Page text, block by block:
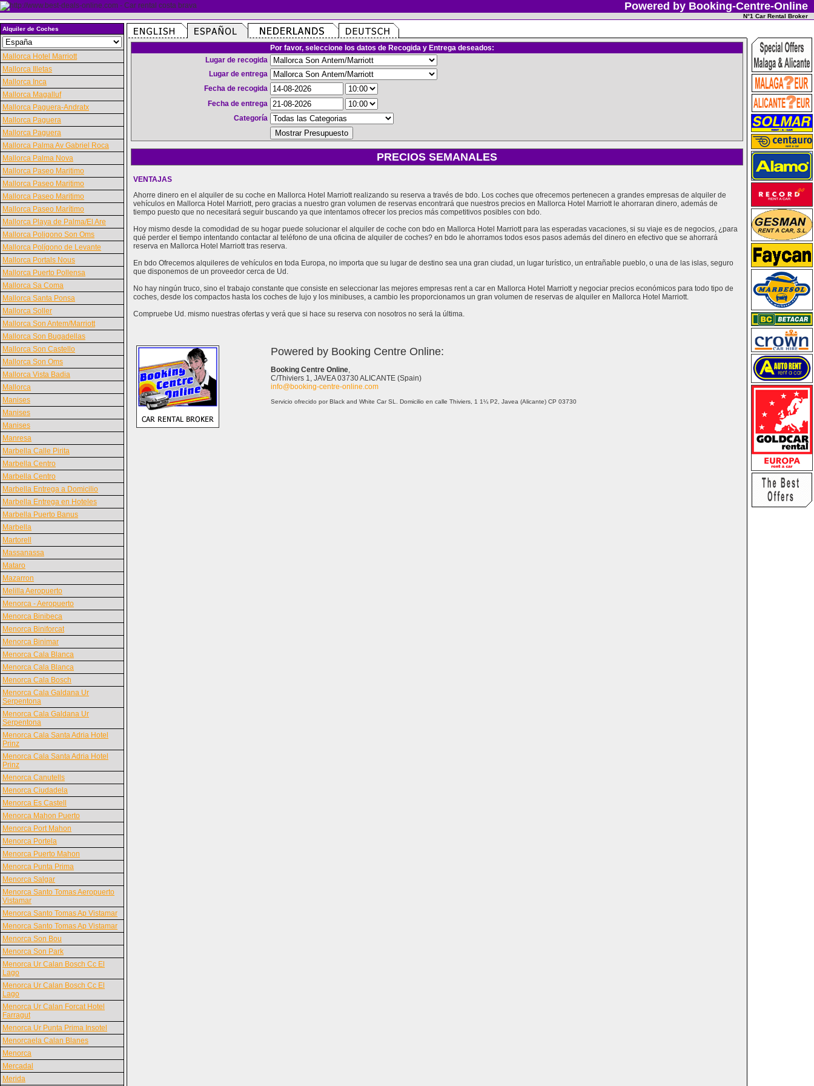
Powered by Booking-Centre-Online
N°1 Car Rental Broker
Alquiler de Coches
Mallorca Hotel Marriott
Mallorca Illetas
Mallorca Inca
Mallorca Magalluf
Mallorca Paguera-Andratx
Mallorca Paguera
Mallorca Paguera
Mallorca Palma Av Gabriel Roca
Mallorca Palma Nova
Mallorca Paseo Maritimo
Mallorca Paseo Maritimo
Mallorca Paseo Maritimo
Mallorca Paseo Marítimo
Mallorca Playa de Palma/El Are
Mallorca Poligono Son Oms
Mallorca Polígono de Levante
Mallorca Portals Nous
Mallorca Puerto Pollensa
Mallorca Sa Coma
Mallorca Santa Ponsa
Mallorca Soller
Mallorca Son Antem/Marriott
Mallorca Son Bugadellas
Mallorca Son Castello
Mallorca Son Oms
Mallorca Vista Badia
Mallorca
Manises
Manises
Manises
Manresa
Marbella Calle Pirita
Marbella Centro
Marbella Centro
Marbella Entrega a Domicilio
Marbella Entrega en Hoteles
Marbella Puerto Banus
Marbella
Martorell
Massanassa
Mataro
Mazarron
Melilla Aeropuerto
Menorca - Aeropuerto
Menorca Binibeca
Menorca Biniforcat
Menorca Binimar
Menorca Cala Blanca
Menorca Cala Blanca
Menorca Cala Bosch
Menorca Cala Galdana Ur
Serpentona
Menorca Cala Galdana Ur
Serpentona
Menorca Cala Santa Adria Hotel
Prinz
Menorca Cala Santa Adria Hotel
Prinz
Menorca Canutells
Menorca Ciudadela
Menorca Es Castell
Menorca Mahon Puerto
Menorca Port Mahon
Menorca Portela
Menorca Puerto Mahon
Menorca Punta Prima
Menorca Salgar
Menorca Santo Tomas Aeropuerto
Vistamar
Menorca Santo Tomas Ap Vistamar
Menorca Santo Tomas Ap Vistamar
Menorca Son Bou
Menorca Son Park
Menorca Ur Calan Bosch Cc El
Lago
Menorca Ur Calan Bosch Cc El
Lago
Menorca Ur Calan Forcat Hotel
Farragut
Menorca Ur Punta Prima Insotel
Menorcaela Calan Blanes
Menorca
Mercadal
Merida
Por favor, seleccione los datos de Recogida y Entrega deseados:
Lugar de recogida
Lugar de entrega
Fecha de recogida
Fecha de entrega
Categoría
PRECIOS SEMANALES
VENTAJAS
Ahorre dinero en el alquiler de su coche en Mallorca Hotel Marriott realizando su reserva a través de bdo. Los coches que ofrecemos pertenecen a grandes empresas de alquiler de
vehículos en Mallorca Hotel Marriott, pero gracias a nuestro gran volumen de reservas encontrará que nuestros precios en Mallorca Hotel Marriott le ahorraran dinero, además de
tiempo puesto que no necesitará seguir buscando ya que intentamos ofrecer los precios más competitivos posibles con bdo.
Hoy mismo desde la comodidad de su hogar puede solucionar el alquiler de coche con bdo en Mallorca Hotel Marriott para las esperadas vacaciones, si su viaje es de negocios, ¿para
qué perder el tiempo intentando contactar al teléfono de una oficina de alquiler de coches? en bdo le ahorramos todos esos pasos además del dinero en efectivo que se ahorrará
reserva en Mallorca Hotel Marriott tras reserva.
En bdo Ofrecemos alquileres de vehículos en toda Europa, no importa que su lugar de destino sea una gran ciudad, un lugar turístico, un entrañable pueblo, o una de las islas, seguro
que disponemos de un proveedor cerca de Ud.
No hay ningún truco, sino el trabajo constante que consiste en seleccionar las mejores empresas rent a car en Mallorca Hotel Marriott y negociar precios económicos para todo tipo de
coches, desde los compactos hasta los coches de lujo y los minibuses, a cambio les proporcionamos un gran volumen de reservas de alquiler en Mallorca Hotel Marriott.
Compruebe Ud. mismo nuestras ofertas y verá que si hace su reserva con nosotros no será la última.
Powered by Booking Centre Online:
Booking Centre Online,
C/Thiviers 1, JAVEA 03730 ALICANTE (Spain)
info@booking-centre-online.com
Servicio ofrecido por Black and White Car SL. Domicilio en calle Thiviers, 1 1¼ P2, Javea (Alicante) CP 03730